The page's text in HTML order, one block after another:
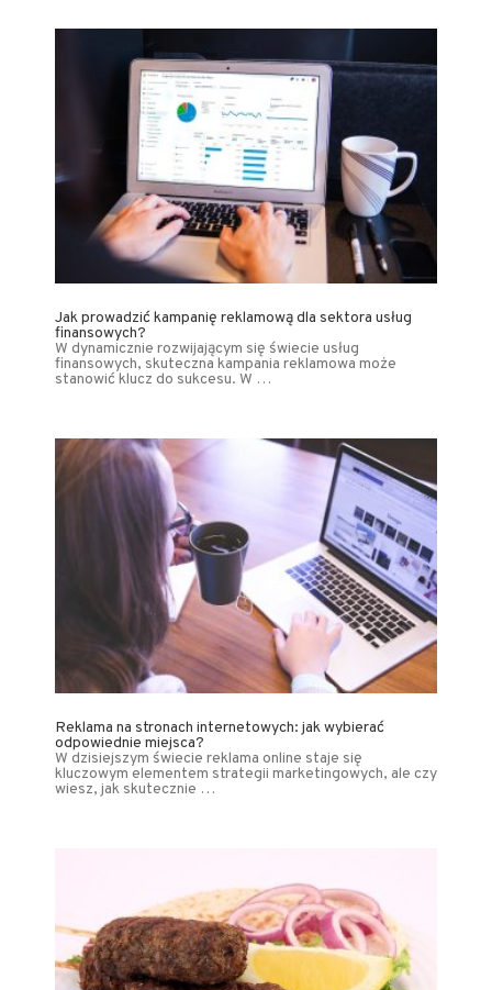
Jak prowadzić kampanię reklamową dla sektora usług
finansowych?
W dynamicznie rozwijającym się świecie usług
finansowych, skuteczna kampania reklamowa może
stanowić klucz do sukcesu. W …
Reklama na stronach internetowych: jak wybierać
odpowiednie miejsca?
W dzisiejszym świecie reklama online staje się
kluczowym elementem strategii marketingowych, ale czy
wiesz, jak skutecznie …